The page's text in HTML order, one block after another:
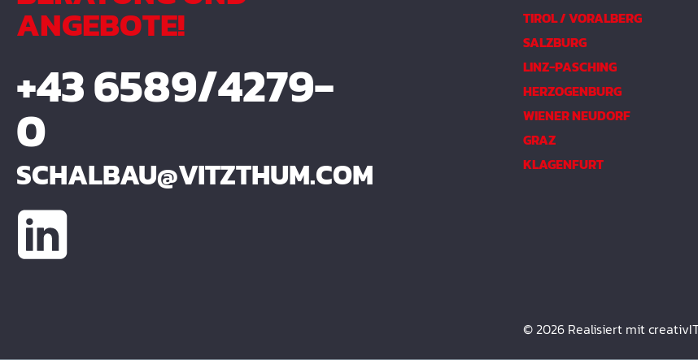
ANGEBOTE!
+43 6589/4279-
0
SCHALBAU@VITZTHUM.COM
TIROL / VORALBERG
SALZBURG
LINZ-PASCHING
HERZOGENBURG
WIENER NEUDORF
GRAZ
KLAGENFURT
© 2026 Realisiert mit